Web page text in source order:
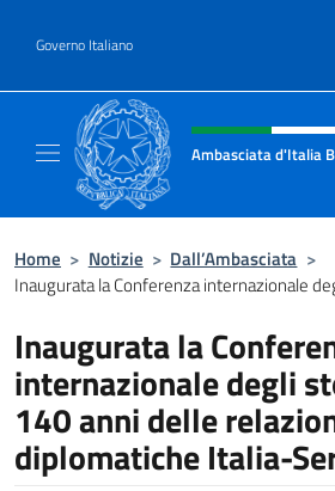
Governo Italiano
Intestazione sito,
Ambasciata d'Italia
Home > Notizie > Dall’Ambasciata >
Inaugurata la Conferenza internazionale
Inaugurata la
internazionale degli
140 anni delle
diplomatiche Italia-